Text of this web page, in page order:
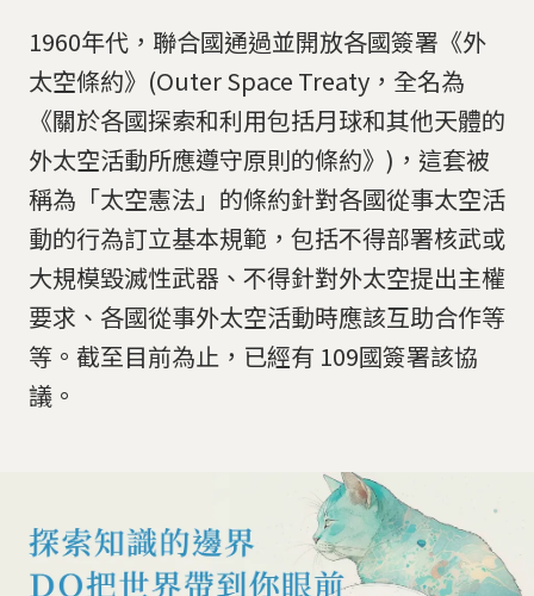
1960年代，聯合國通過並開放各國簽署《外
太空條約》(Outer Space Treaty，全名為
《關於各國探索和利用包括月球和其他天體的
外太空活動所應遵守原則的條約》)，這套被
稱為「太空憲法」的條約針對各國從事太空活
動的行為訂立基本規範，包括不得部署核武或
大規模毀滅性武器、不得針對外太空提出主權
要求、各國從事外太空活動時應該互助合作等
等。截至目前為止，已經有 109國簽署該協
議。